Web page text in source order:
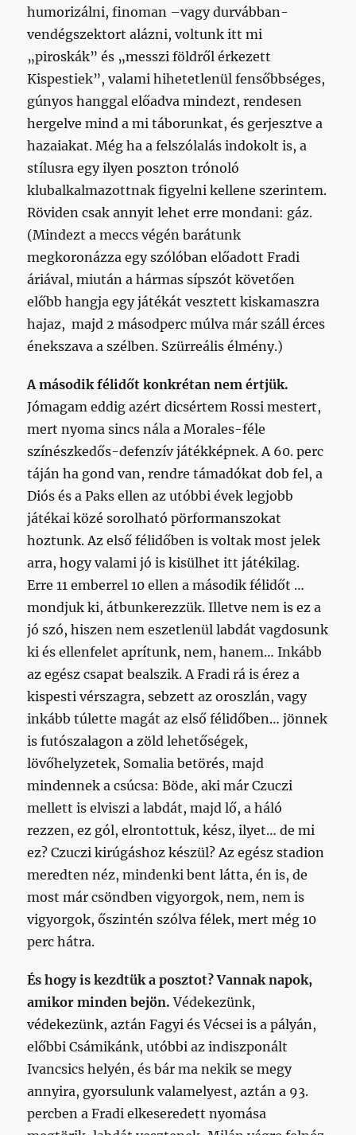
humorizálni, finoman –vagy durvábban-
vendégszektort alázni, voltunk itt mi
„piroskák” és „messzi földről érkezett
Kispestiek”, valami hihetetlenül fensőbbséges,
gúnyos hanggal előadva mindezt, rendesen
hergelve mind a mi táborunkat, és gerjesztve a
hazaiakat. Még ha a felszólalás indokolt is, a
stílusra egy ilyen poszton trónoló
klubalkalmazottnak figyelni kellene szerintem.
Röviden csak annyit lehet erre mondani: gáz.
(Mindezt a meccs végén barátunk
megkoronázza egy szólóban előadott Fradi
áriával, miután a hármas sípszót követően
előbb hangja egy játékát vesztett kiskamaszra
hajaz, majd 2 másodperc múlva már száll érces
énekszava a szélben. Szürreális élmény.)
A második félidőt konkrétan nem értjük.
Jómagam eddig azért dicsértem Rossi mestert,
mert nyoma sincs nála a Morales-féle
színészkedős-defenzív játékképnek. A 60. perc
táján ha gond van, rendre támadókat dob fel, a
Diós és a Paks ellen az utóbbi évek legjobb
játékai közé sorolható pörformanszokat
hoztunk. Az első félidőben is voltak most jelek
arra, hogy valami jó is kisülhet itt játékilag.
Erre 11 emberrel 10 ellen a második félidőt …
mondjuk ki, átbunkerezzük. Illetve nem is ez a
jó szó, hiszen nem eszetlenül labdát vagdosunk
ki és ellenfelet aprítunk, nem, hanem… Inkább
az egész csapat bealszik. A Fradi rá is érez a
kispesti vérszagra, sebzett az oroszlán, vagy
inkább túlette magát az első félidőben… jönnek
is futószalagon a zöld lehetőségek,
lövőhelyzetek, Somalia betörés, majd
mindennek a csúcsa: Böde, aki már Czuczi
mellett is elviszi a labdát, majd lő, a háló
rezzen, ez gól, elrontottuk, kész, ilyet… de mi
ez? Czuczi kirúgáshoz készül? Az egész stadion
meredten néz, mindenki bent látta, én is, de
most már csöndben vigyorgok, nem, nem is
vigyorgok, őszintén szólva félek, mert még 10
perc hátra.
És hogy is kezdtük a posztot? Vannak napok,
amikor minden bejön.Védekezünk,
védekezünk, aztán Fagyi és Vécsei is a pályán,
előbbi Csámikánk, utóbbi az indiszponált
Ivancsics helyén, és bár ma nekik se megy
annyira, gyorsulunk valamelyest, aztán a 93.
percben a Fradi elkeseredett nyomása